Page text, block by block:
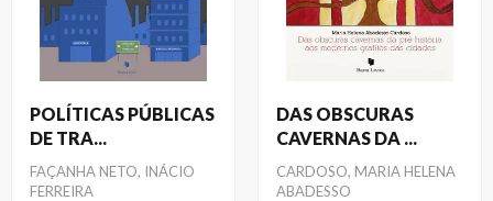
POLÍTICAS PÚBLICAS
DE TRA...
Autor
FAÇANHA NETO, INÁCIO
FERREIRA
DAS OBSCURAS
CAVERNAS DA ...
Autor
CARDOSO, MARIA HELENA
ABADESSO